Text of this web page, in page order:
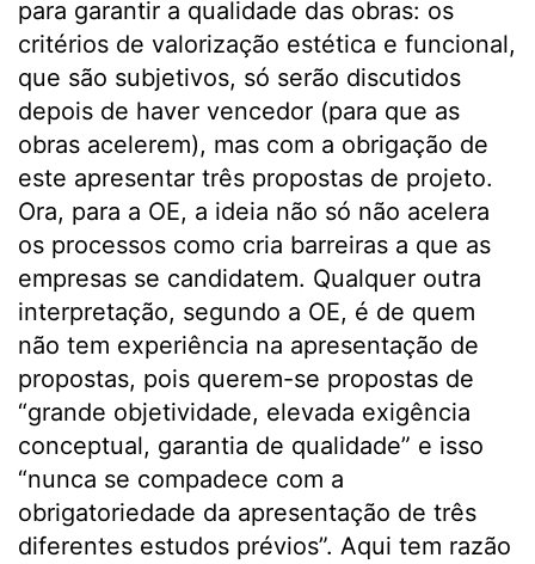
para garantir a qualidade das obras: os
critérios de valorização estética e funcional,
que são subjetivos, só serão discutidos
depois de haver vencedor (para que as
obras acelerem), mas com a obrigação de
este apresentar três propostas de projeto.
Ora, para a OE, a ideia não só não acelera
os processos como cria barreiras a que as
empresas se candidatem. Qualquer outra
interpretação, segundo a OE, é de quem
não tem experiência na apresentação de
propostas, pois querem-se propostas de
“grande objetividade, elevada exigência
conceptual, garantia de qualidade” e isso
“nunca se compadece com a
obrigatoriedade da apresentação de três
diferentes estudos prévios”. Aqui tem razão